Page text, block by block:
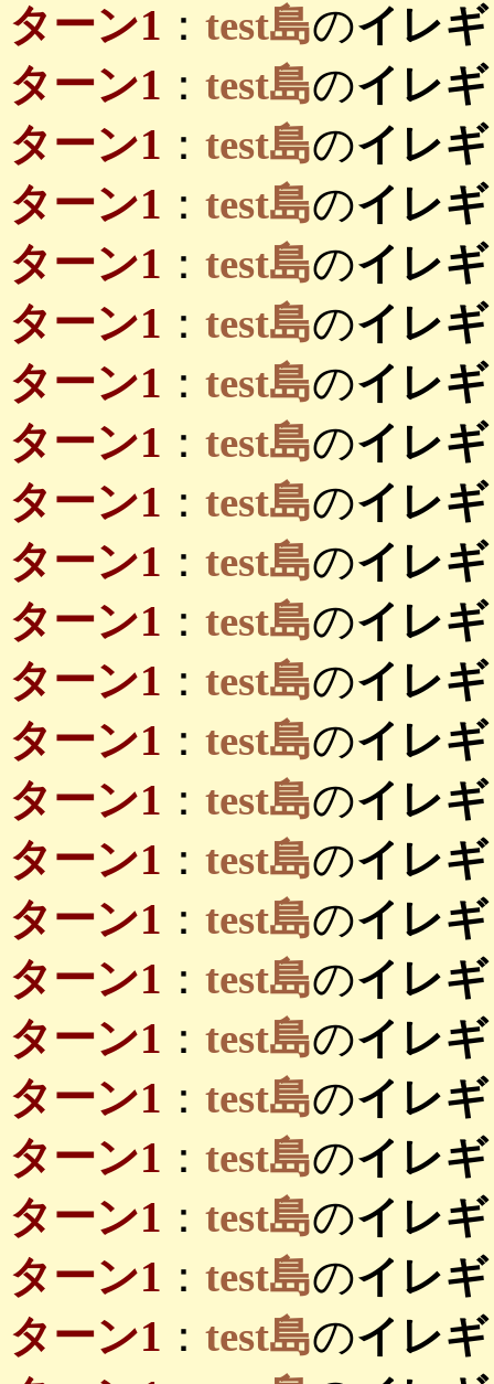
ターン1 ： test島のイレ
ターン1 ： test島のイレ
ターン1 ： test島のイレ
ターン1 ： test島のイレ
ターン1 ： test島のイレ
ターン1 ： test島のイレ
ターン1 ： test島のイレ
ターン1 ： test島のイレ
ターン1 ： test島のイレ
ターン1 ： test島のイレ
ターン1 ： test島のイレ
ターン1 ： test島のイレ
ターン1 ： test島のイレ
ターン1 ： test島のイレ
ターン1 ： test島のイレ
ターン1 ： test島のイレ
ターン1 ： test島のイレ
ターン1 ： test島のイレ
ターン1 ： test島のイレ
ターン1 ： test島のイレ
ターン1 ： test島のイレ
ターン1 ： test島のイレ
ターン1 ： test島のイレ